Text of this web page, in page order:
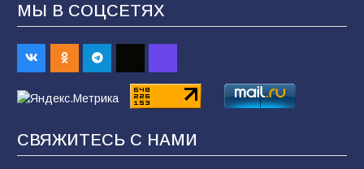
«Пургу нести — не поля переходить»: почему
заявления о мобилизации — это
пропагандистский вброс
заявления Киева о мобилизации — это
отчаяние, а не разведка
МЫ В СОЦСЕТЯХ
СВЯЖИТЕСЬ С НАМИ